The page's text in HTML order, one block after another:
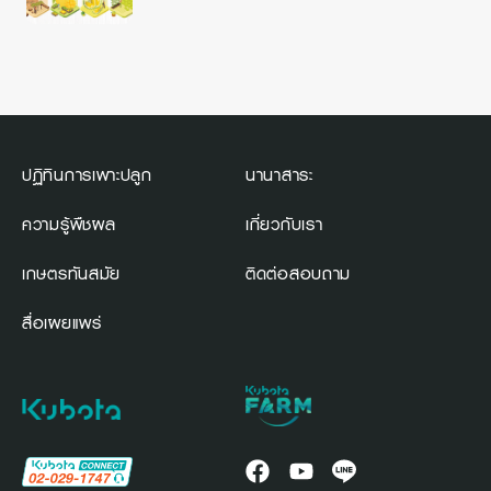
ปฏิทินการเพาะปลูก
ความรู้พืชผล
เกษตรทันสมัย
สื่อเผยแพร่
นานาสาระ
เกี่ยวกับเรา
ติดต่อสอบถาม